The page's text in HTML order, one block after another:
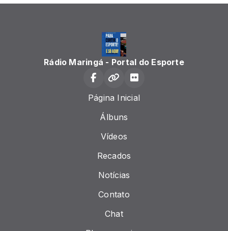
Rádio Maringá - Portal do Esporte
Página Inicial
Álbuns
Vídeos
Recados
Notícias
Contato
Chat